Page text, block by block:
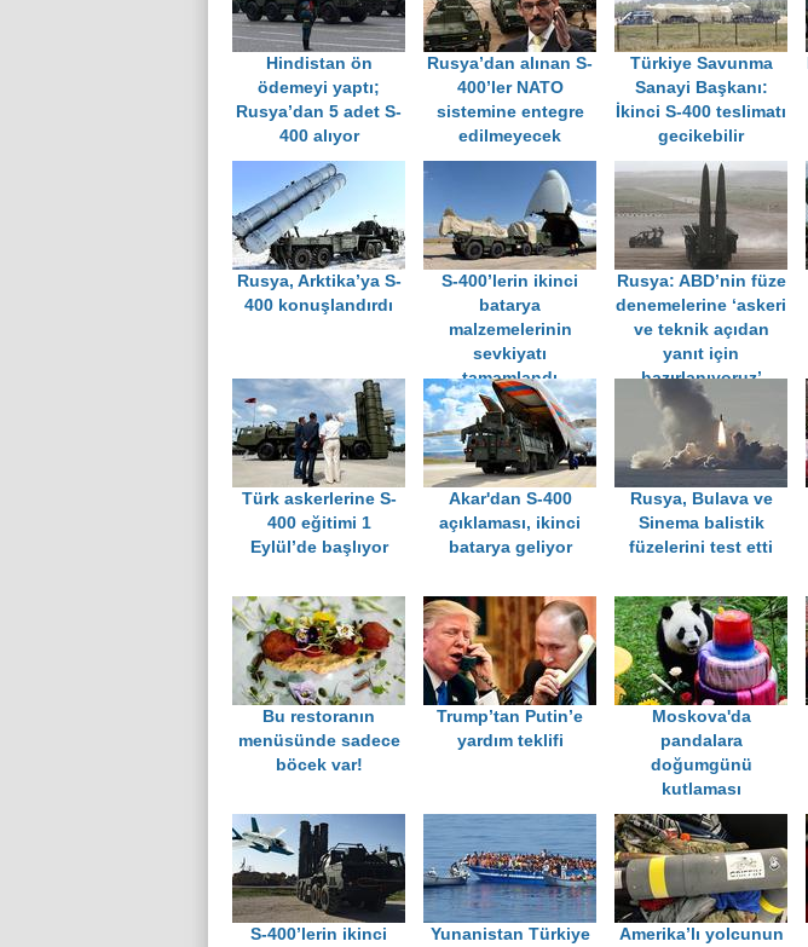
Hindistan ön
ödemeyi yaptı;
Rusya’dan 5 adet S-
400 alıyor
Rusya’dan alınan S-
400’ler NATO
sistemine entegre
edilmeyecek
Türkiye Savunma
Sanayi Başkanı:
İkinci S-400 teslimatı
gecikebilir
Rusya, Arktika’ya S-
400 konuşlandırdı
S-400’lerin ikinci
batarya
malzemelerinin
sevkiyatı
tamamlandı
Rusya: ABD’nin füze
denemelerine ‘askeri
ve teknik açıdan
yanıt için
hazırlanıyoruz’
Türk askerlerine S-
400 eğitimi 1
Eylül’de başlıyor
Akar'dan S-400
açıklaması, ikinci
batarya geliyor
Rusya, Bulava ve
Sinema balistik
füzelerini test etti
Bu restoranın
menüsünde sadece
böcek var!
Trump’tan Putin’e
yardım teklifi
Moskova'da
pandalara
doğumgünü
kutlaması
S-400’lerin ikinci
Yunanistan Türkiye
Amerika’lı yolcunun